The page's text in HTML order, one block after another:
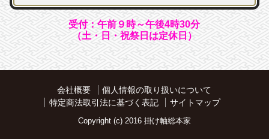
受付：午前９時～午後4時30分
（土・日・祝祭日は定休日）
会社概要
個人情報の取り扱いについて
特定商法取引法に基づく表記
サイトマップ
Copyright (c) 2016 掛け軸総本家